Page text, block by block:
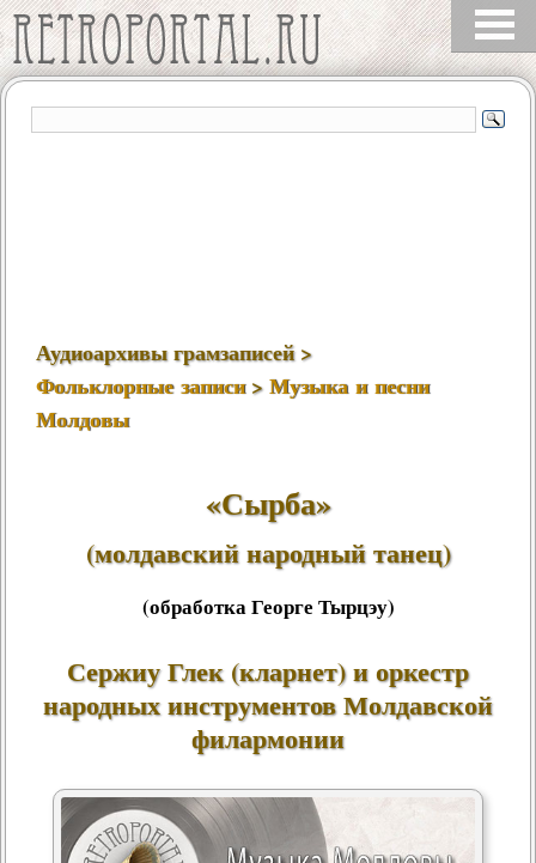
Аудиоархивы грамзаписей >
Фольклорные записи>Музыка и песни
Молдовы
«Сырба»
(молдавский народный танец)
(обработка Георге Тырцэу)
Сержиу Глек (кларнет) и оркестр
народных инструментов Молдавской
филармонии